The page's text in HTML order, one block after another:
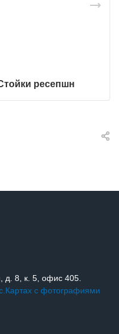
ресепшн
д. 8, к. 5, офис 405.
с фотографиями